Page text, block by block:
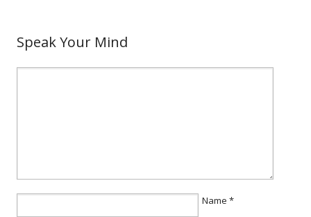
Speak Your Mind
Name *